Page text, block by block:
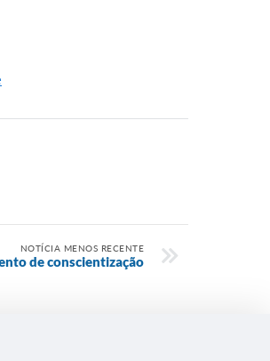
NOTÍCIA MENOS RECENTE
de conscientização